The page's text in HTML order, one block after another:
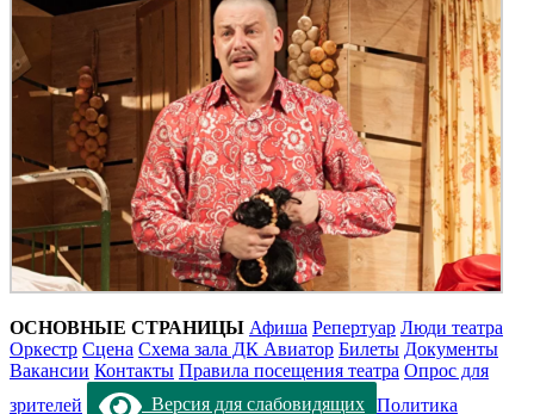
ОСНОВНЫЕ СТРАНИЦЫ Афиша Репертуар Люди театра
Оркестр Сцена Схема зала ДК Авиатор Билеты Документы
Вакансии Контакты Правила посещения театра Опрос для
зрителей
Версия для слабовидящих Политика